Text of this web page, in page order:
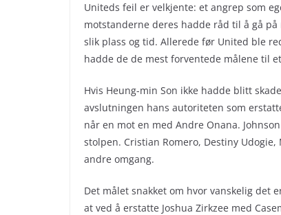
Uniteds feil er velkjente: et angrep som
motstanderne deres hadde råd til å gå
slik plass og tid. Allerede før United ble
hadde de de mest forventede målene til
Hvis Heung-min Son ikke hadde blitt
avslutningen hans autoriteten som
når en mot en med Andre Onana.
stolpen. Cristian Romero, Destiny
andre omgang.
Det målet snakket om hvor vanskelig det
at ved å erstatte Joshua Zirkzee med